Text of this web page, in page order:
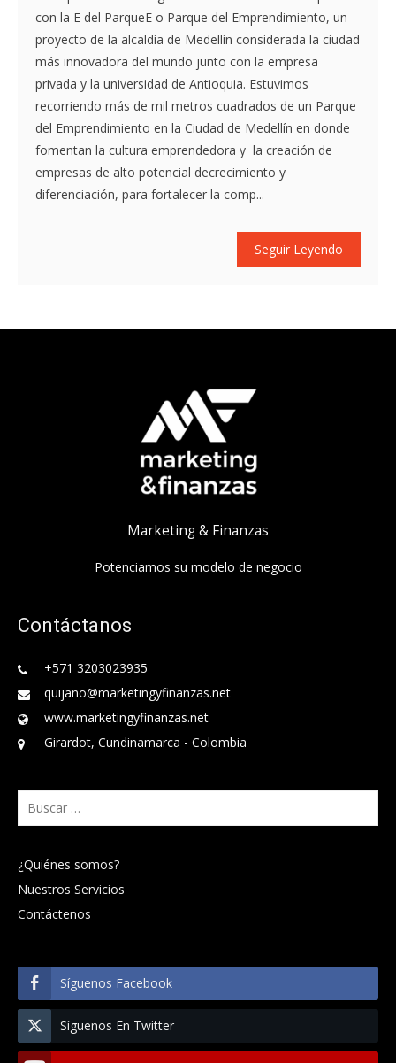
con la E del ParqueE o Parque del Emprendimiento, un
proyecto de la alcaldía de Medellín considerada la ciudad
más innovadora del mundo junto con la empresa
privada y la universidad de Antioquia. Estuvimos
recorriendo más de mil metros cuadrados de un Parque
del Emprendimiento en la Ciudad de Medellín en donde
fomentan la cultura emprendedora y la creación de
empresas de alto potencial decrecimiento y
diferenciación, para fortalecer la comp...
Seguir Leyendo
Marketing & Finanzas
Potenciamos su modelo de negocio
Contáctanos
+571 3203023935
quijano@marketingyfinanzas.net
www.marketingyfinanzas.net
Girardot, Cundinamarca - Colombia
Buscar:
¿Quiénes somos?
Nuestros Servicios
Contáctenos
Síguenos Facebook
Síguenos En Twitter